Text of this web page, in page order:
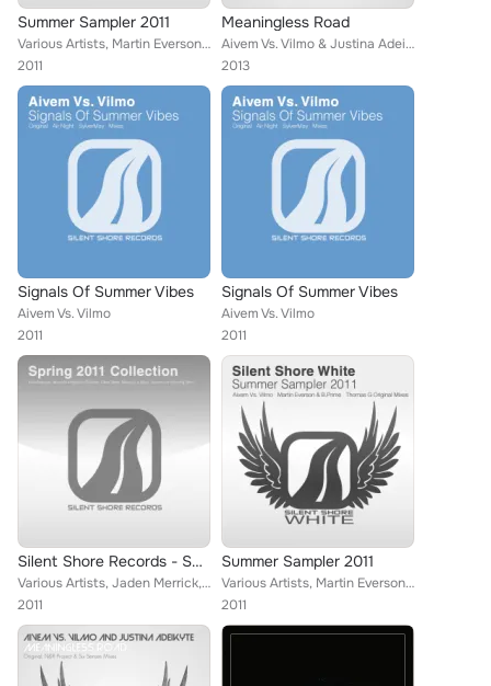
Summer Sampler 2011
Various Artists, Martin Everson, Aivem, Thomas G, B.Prime, Vilmo
2011
Meaningless Road
Aivem Vs. Vilmo & Justina Adeikyte
2013
Signals Of Summer Vibes
Aivem Vs. Vilmo
2011
Signals Of Summer Vibes
Aivem Vs. Vilmo
2011
Silent Shore Records - Spring 2011 Collection
Various Artists, Jaden Merrick, K-Narf, ReOrder, Suprano, Kilu, Fifth Dimension, Perfect Vision, Tochko, Running Man, N&R Projec...
2011
Summer Sampler 2011
Various Artists, Martin Everson, Aivem, Thomas G, B.Prime, Vilmo
2011